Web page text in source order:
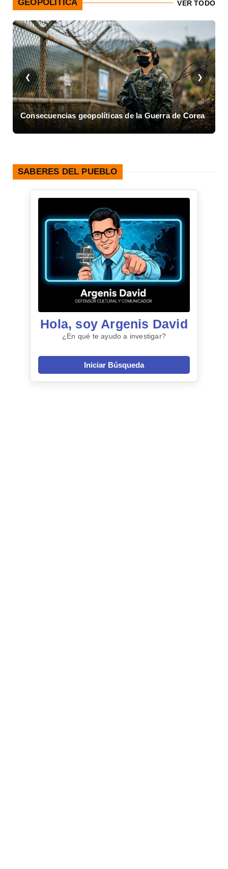
GEOPOLÍTICA VER TODO
❮
Asalto al Cuartel Moncada en Cuba
❯
SABERES DEL PUEBLO
Hola, soy Argenis David
¿En qué te ayudo a investigar?
Iniciar Búsqueda